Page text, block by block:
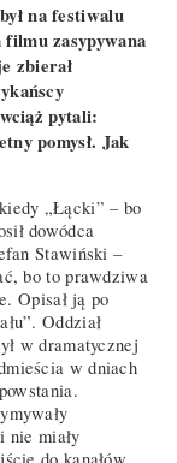
na festiwalu
zasypywana
zbierał
pytali:
pomysł. Jak
„Łącki” – bo
dowódca
Stawiński –
bo to prawdziwa
Opisał ją po
Oddział
w dramatycznej
w dniach
nie miały